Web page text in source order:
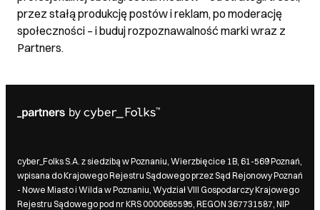
przez stałą produkcję postów i reklam, po moderację
społeczności – i buduj rozpoznawalność marki wraz z
Partners.
cyber_Folks S.A. z siedzibą w Poznaniu, Wierzbięcice 1B, 61-569 Poznań,
wpisana do Krajowego Rejestru Sądowego przez Sąd Rejonowy Poznań
- Nowe Miasto i Wilda w Poznaniu, Wydział VIII Gospodarczy Krajowego
Rejestru Sądowego pod nr KRS 0000685595, REGON 367731587, NIP